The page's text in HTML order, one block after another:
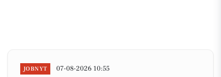
JOBNYT 07-08-2026 10:55